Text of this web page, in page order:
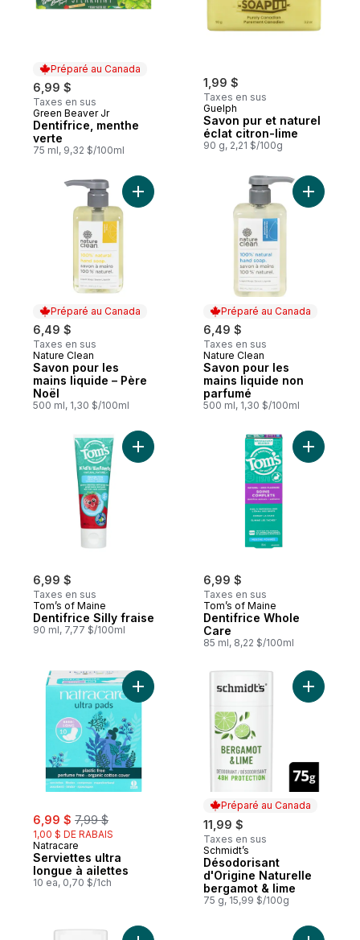
Préparé au Canada
6,99 $
Taxes en sus
Préparé au Canada
Green Beaver Jr
Dentifrice, menthe
verte
75 ml, 9,32 $/100ml
1,99 $
Taxes en sus
Guelph
Savon pur et naturel
éclat citron-lime
90 g, 2,21 $/100g
Préparé au Canada
6,49 $
Taxes en sus
Préparé au Canada
Nature Clean
Savon pour les
mains liquide – Père
Noël
500 ml, 1,30 $/100ml
Ajouter Savon pour les mains liquide –
Préparé au Canada
6,49 $
Taxes en sus
Préparé au Canada
Nature Clean
Savon pour les
mains liquide non
parfumé
500 ml, 1,30 $/100ml
Ajouter
6,99 $
Taxes en sus
Tom’s of Maine
Dentifrice Silly fraise
90 ml, 7,77 $/100ml
Ajouter Dentifrice Silly fraise au panier
6,99 $
Taxes en sus
Tom’s of Maine
Dentifrice Whole
Care
85 ml, 8,22 $/100ml
Ajouter
sale:
6,99 $ , formerly:
7,99 $
1,00 $ DE RABAIS
Natracare
Serviettes ultra
longue à ailettes
10 ea, 0,70 $/1ch
Ajouter Serviettes ultra longue à ailettes
Préparé au Canada
11,99 $
Taxes en sus
Préparé au Canada
Schmidt’s
Désodorisant
d'Origine Naturelle
bergamot & lime
75 g, 15,99 $/100g
Ajouter